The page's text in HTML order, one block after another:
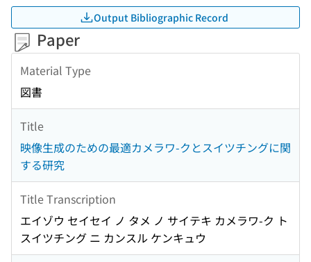
Output Bibliographic Record
Paper
Material Type
図書
Title
映像生成のための最適カメラワ-クとスイツチングに関
する研究
Title Transcription
エイゾウ セイセイ ノ タメ ノ サイテキ カメラワ-ク ト
スイツチング ニ カンスル ケンキュウ